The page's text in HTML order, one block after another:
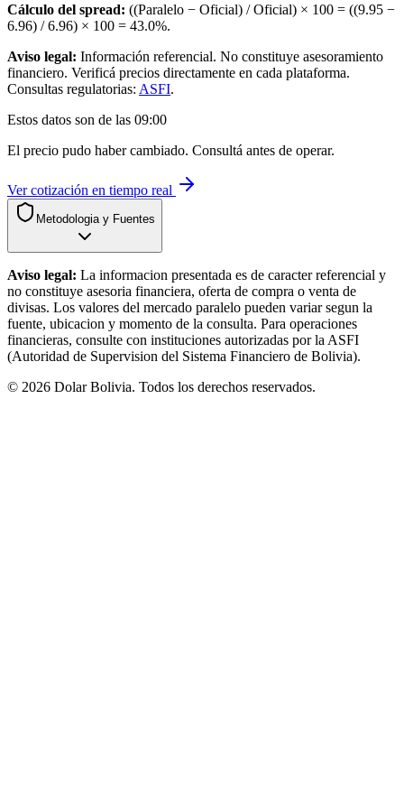
Cálculo del spread: ((Paralelo − Oficial) / Oficial) × 100 = ((9.95 −
6.96) /6.96) × 100 = 43.0%.
Aviso legal: Información referencial. No constituye asesoramiento
financiero. Verificá precios directamente en cada plataforma.
Consultas regulatorias: ASFI.
Estos datos son de las 09:00
El precio pudo haber cambiado. Consultá antes de operar.
Ver cotización en tiempo real
Metodologia y Fuentes
Aviso legal: La informacion presentada es de caracter referencial y
no constituye asesoria financiera, oferta de compra o venta de
divisas. Los valores del mercado paralelo pueden variar segun la
fuente, ubicacion y momento de la consulta. Para operaciones
financieras, consulte con instituciones autorizadas por la ASFI
(Autoridad de Supervision del Sistema Financiero de Bolivia).
© 2026 Dolar Bolivia. Todos los derechos reservados.